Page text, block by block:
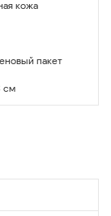
кожа
пакет
см